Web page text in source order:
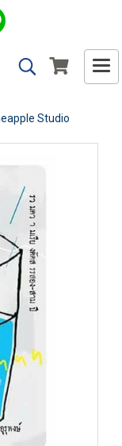
Studio